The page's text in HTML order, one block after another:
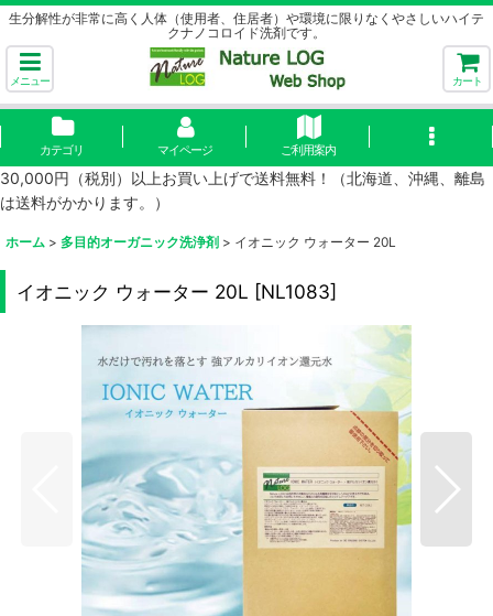
生分解性が非常に高く人体（使用者、住居者）や環境に限りなくやさしいハイテ
クナノコロイド洗剤です。
メニュー カート
カテゴリ マイページ ご利用案内
30,000円（税別）以上お買い上げで送料無料！（北海道、沖縄、離島
は送料がかかります。）
ホーム > 多目的オーガニック洗浄剤 > イオニック ウォーター 20L
イオニック ウォーター 20L [NL1083]